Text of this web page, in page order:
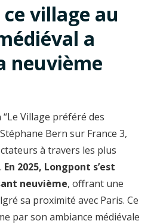
village au
a
neuvième
“Le Village préféré des
Bern sur France 3,
à travers les plus
En 2025, Longpont s’est
neuvième, offrant une
sa proximité avec Paris. Ce
par son ambiance médiévale